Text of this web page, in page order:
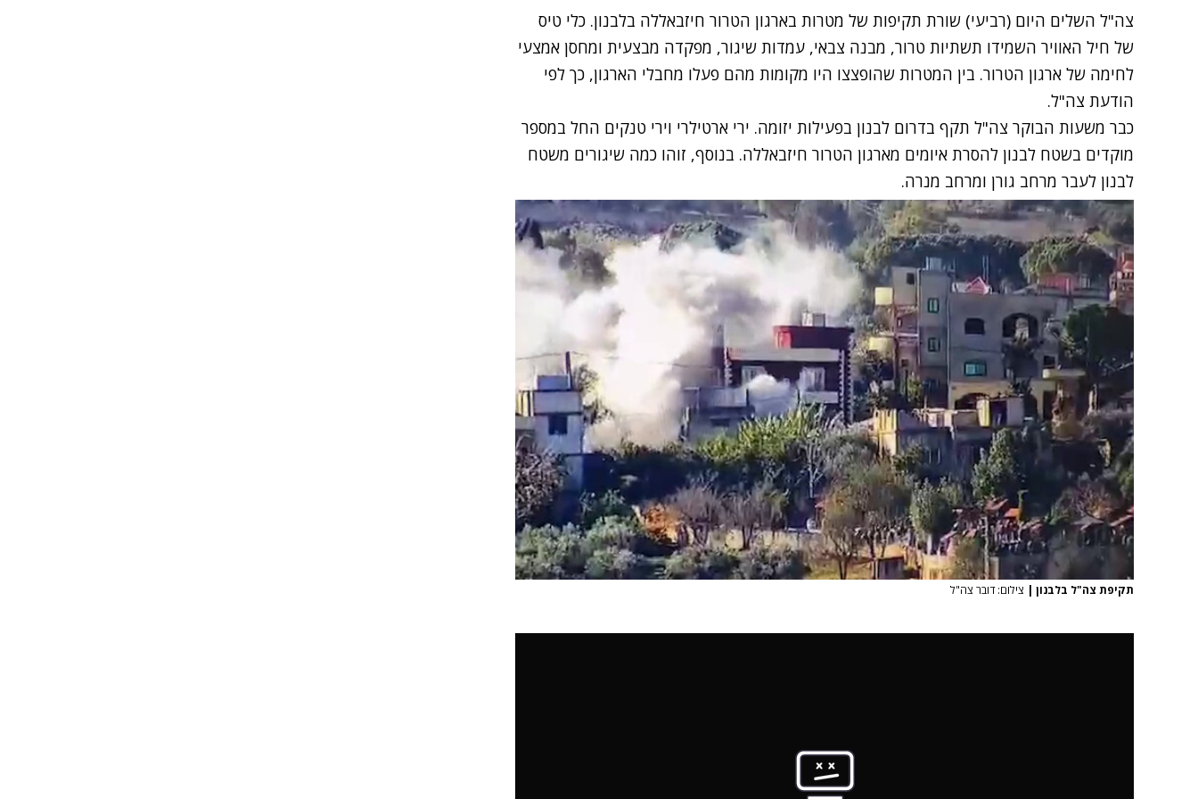
צה"ל השלים היום (רביעי) שורת תקיפות של מטרות בארגון הטרור חיזבאללה בלבנון. כלי טיס
של חיל האוויר השמידו תשתיות טרור, מבנה צבאי, עמדות שיגור, מפקדה מבצעית ומחסן אמצעי
לחימה של ארגון הטרור. בין המטרות שהופצצו היו מקומות מהם פעלו מחבלי הארגון, כך לפי
הודעת צה"ל.
כבר משעות הבוקר צה"ל תקף בדרום לבנון בפעילות יזומה. ירי ארטילרי וירי טנקים החל במספר
מוקדים בשטח לבנון להסרת איומים מארגון הטרור חיזבאללה. בנוסף, זוהו כמה שיגורים משטח
לבנון לעבר מרחב גורן ומרחב מנרה.
תקיפת צה"ל בלבנון | צילום: דובר צה"ל